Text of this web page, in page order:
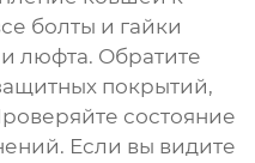
болты и гайки
и люфта. Обратите
покрытий,
состояние
Если вы видите